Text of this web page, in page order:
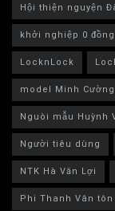
Hội thiện nguyện
khởi nghiệp 0 đồng
LocknLock
model Minh Cường
Nguòi mẫu Huỳnh
Người tiêu dùng
NTK Hà Văn Lợi
Phi Thanh Vân